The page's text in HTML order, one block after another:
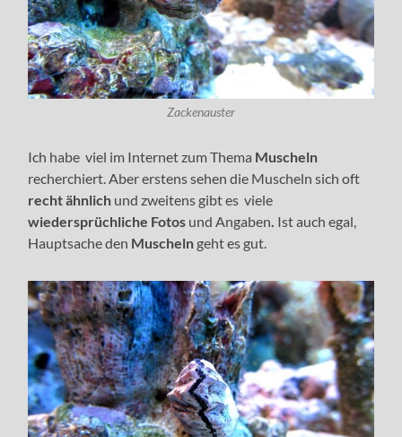
Zackenauster
Ich habe viel im Internet zum Thema Muscheln
recherchiert. Aber erstens sehen die Muscheln sich oft
recht ähnlich und zweitens gibt es viele
wiedersprüchliche Fotos und Angaben. Ist auch egal,
Hauptsache den Muscheln geht es gut.